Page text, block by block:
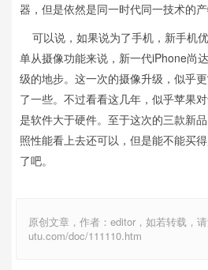
器，但是依然是同一时代同一技术的产
可以说，如果说为了手机，新手机
单从摄像功能来说，新一代iPhone尚
级的地步。这一次的摄像升级，似乎
了一些。不过看看这几年，似乎苹果
是软件大于硬件。至于这次的三款新
照性能看上去还可以，但是能不能买
了吧。
原创文章，作者：editor，如若转载，
utu.com/doc/111110.htm